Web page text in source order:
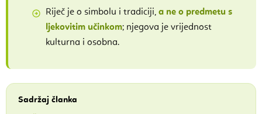
Riječ je o simbolu i tradiciji, a ne o predmetu s
ljekovitim učinkom; njegova je vrijednost
kulturna i osobna.
Sadržaj članka